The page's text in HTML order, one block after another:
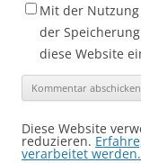
Mit der
der
diese Website
Diese Website
reduzieren.
verarbeitet werden.